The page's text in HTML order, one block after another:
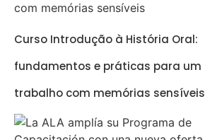
Curso Introdução à História Oral:
fundamentos e práticas para um
trabalho com memórias sensíveis